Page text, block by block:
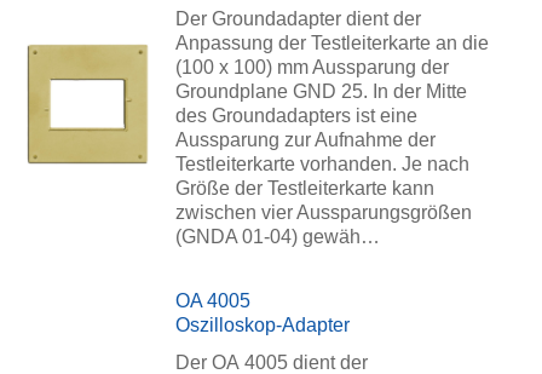
Der Groundadapter dient der
Anpassung der Testleiterkarte an die
(100 x 100) mm Aussparung der
Groundplane GND 25. In der Mitte
des Groundadapters ist eine
Aussparung zur Aufnahme der
Testleiterkarte vorhanden. Je nach
Größe der Testleiterkarte kann
zwischen vier Aussparungsgrößen
(GNDA 01-04) gewäh…
OA 4005
Oszilloskop-Adapter
Der OA 4005 dient der